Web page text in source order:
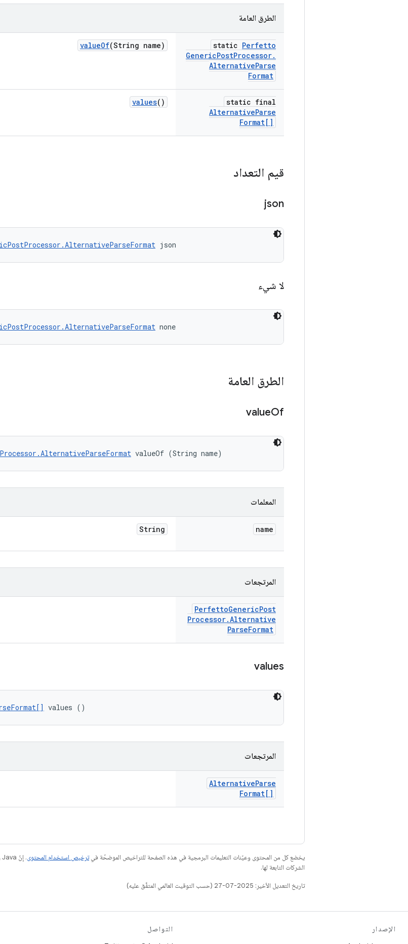
الطرق العامة
static Perfetto
GenericPostProcessor.
AlternativeParse
Format
valueOf(String name)
static final
AlternativeParse
Format[]
values()
قيم التعداد
json
json
لا شيء
none
الطرق العامة
valueOf
valueOf (String name)
المعلمات
name
String
المرتجعات
PerfettoGenericPost
Processor.Alternative
ParseFormat
values
values ()
المرتجعات
AlternativeParse
Format[]
يخضع كل من المحتوى وعيّنات التعليمات البرمجية في هذه الصفحة للتراخيص الموضحّة فيترخيص استخدام المحتوى
الشركات التابعة لها.
تاريخ التعديل الأخير: 2025-07-27 (حسب التوقيت العالمي المتفَّق عليه)
الإصدار
التواصل